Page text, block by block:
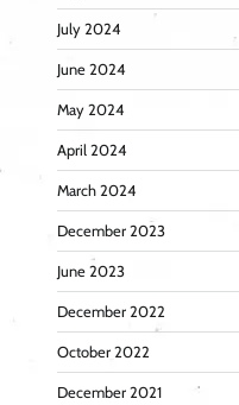
July 2024
June 2024
May 2024
April 2024
March 2024
December 2023
June 2023
December 2022
October 2022
December 2021